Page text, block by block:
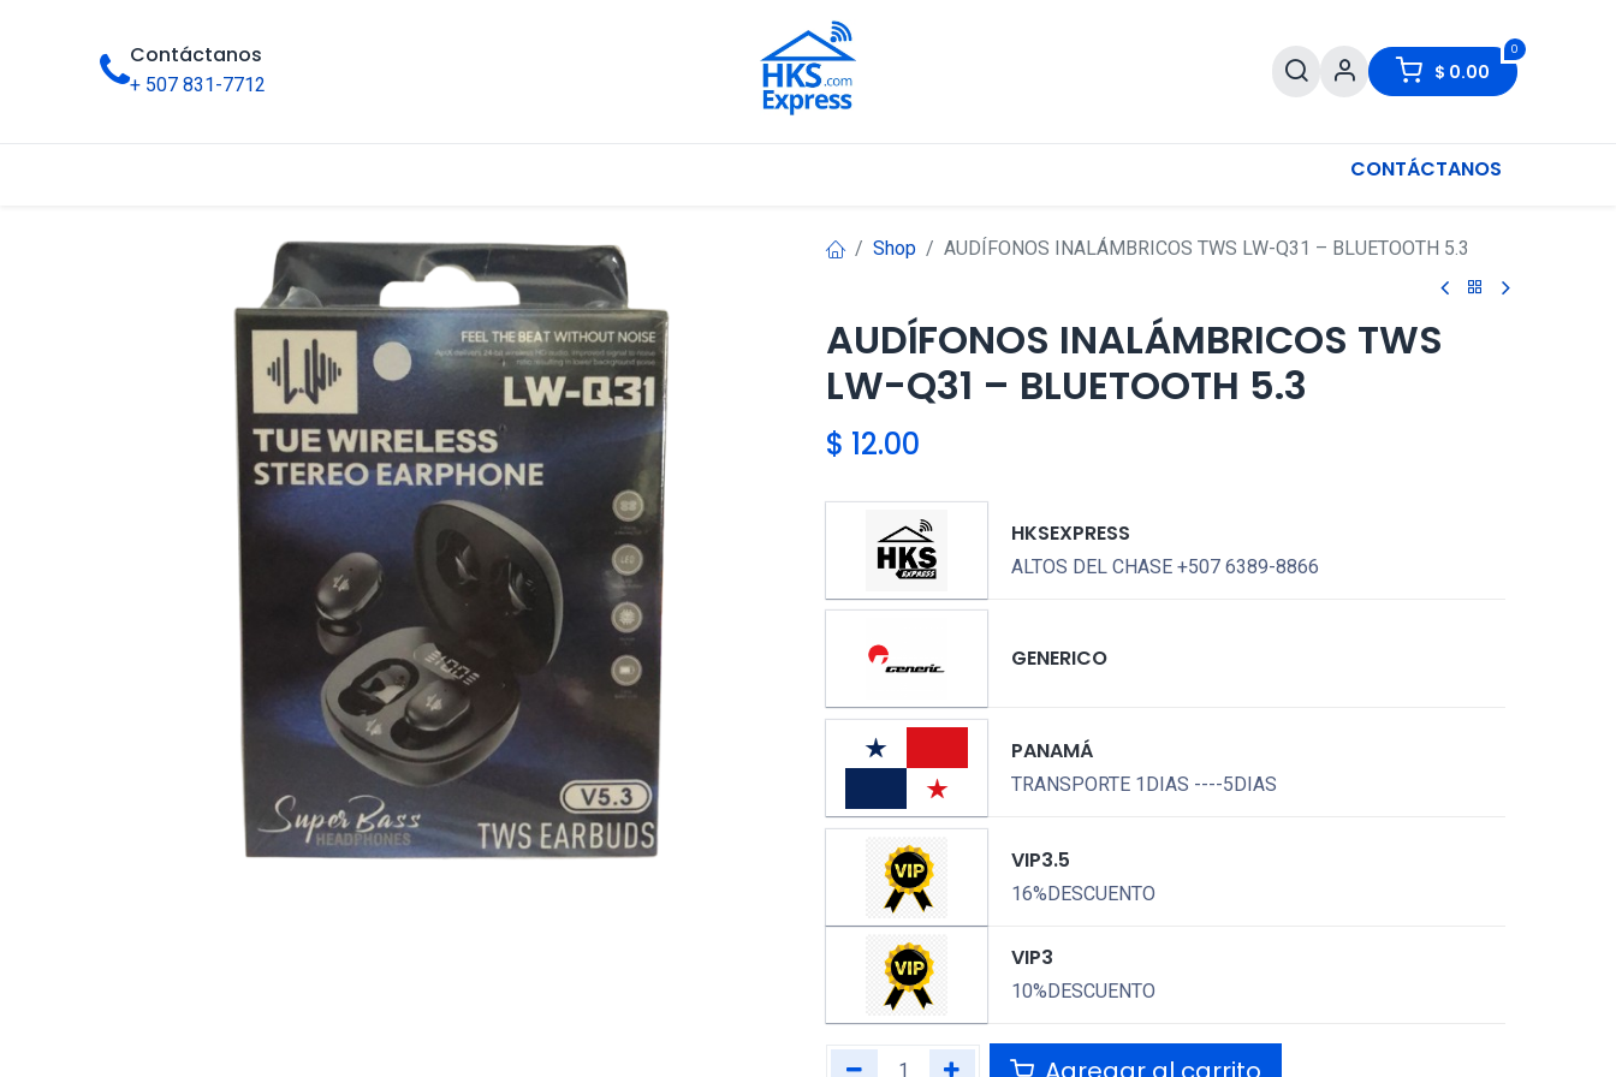
Contáctanos
+ 507 831-7712
0
$ 0.00
CONTÁCTANOS
Shop AUDÍFONOS INALÁMBRICOS TWS LW-Q31 – BLUETOOTH 5.3
AUDÍFONOS INALÁMBRICOS TWS
LW-Q31 – BLUETOOTH 5.3
$ 12.00
HKSEXPRESS
ALTOS DEL CHASE +507 6389-8866
GENERICO
PANAMÁ
TRANSPORTE 1DIAS ----5DIAS
VIP3.5
16%DESCUENTO
VIP3
10%DESCUENTO